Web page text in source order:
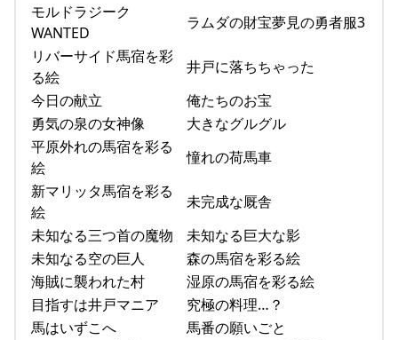
モルドラジーク
WANTED
ラムダの財宝夢見の勇者服3
リバーサイド馬宿を彩
る絵
井戸に落ちちゃった
今日の献立
俺たちのお宝
勇気の泉の女神像
大きなグルグル
平原外れの馬宿を彩る
絵
憧れの荷馬車
新マリッタ馬宿を彩る
絵
未完成な厩舎
未知なる三つ首の魔物
未知なる巨大な影
未知なる空の巨人
森の馬宿を彩る絵
海賊に襲われた村
湿原の馬宿を彩る絵
目指すは井戸マニア
究極の料理…？
馬はいずこへ
馬番の願いごと